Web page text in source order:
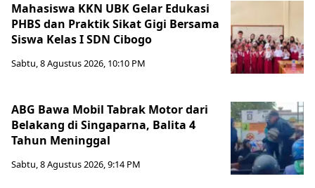
Mahasiswa KKN UBK Gelar Edukasi
PHBS dan Praktik Sikat Gigi Bersama
Siswa Kelas I SDN Cibogo
Sabtu, 8 Agustus 2026, 10:10 PM
ABG Bawa Mobil Tabrak Motor dari
Belakang di Singaparna, Balita 4
Tahun Meninggal
Sabtu, 8 Agustus 2026, 9:14 PM